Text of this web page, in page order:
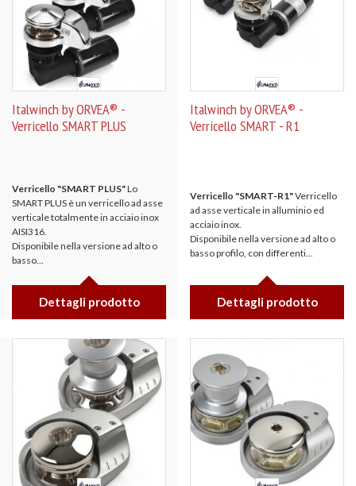
Italwinch by ORVEA® -
Verricello SMART PLUS
Verricello "SMART PLUS"Lo
SMART PLUS è un verricello ad asse
verticale totalmente in acciaio inox
AISI316.
Disponibile nella versione ad alto o
basso...
Dettagli prodotto
Italwinch by ORVEA® -
Verricello SMART - R1
Verricello "SMART-R1"Verricello
ad asse verticale in alluminio ed
acciaio inox.
Disponibile nella versione ad alto o
basso profilo, con differenti...
Dettagli prodotto